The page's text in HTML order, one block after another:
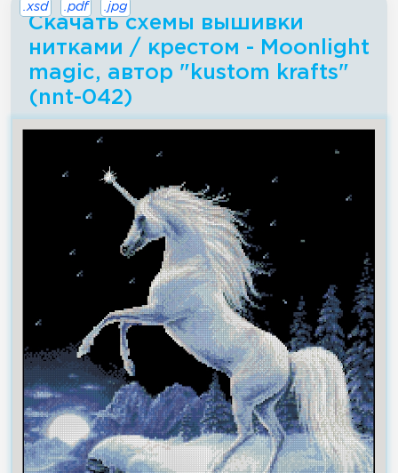
Скачать схемы вышивки
нитками / крестом - Moonlight
magic, автор "kustom krafts"
(nnt-042)
.xsd .pdf .jpg